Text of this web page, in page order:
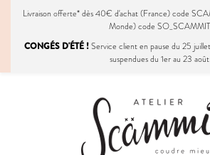
Livraison offerte* dès 40€ d'achat (France) code
Monde) code SO_SCAMMIT
CONGÉS D'ÉTÉ !Service client en pause du 25
suspendues du 1er au 23 août